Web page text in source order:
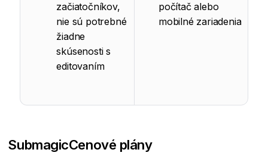
začiatočníkov,
nie sú potrebné
žiadne
skúsenosti s
editovaním
počítač alebo
mobilné zariadenia
SubmagicCenové plány